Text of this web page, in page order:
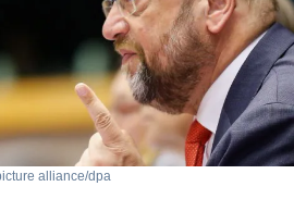
alliance/dpa